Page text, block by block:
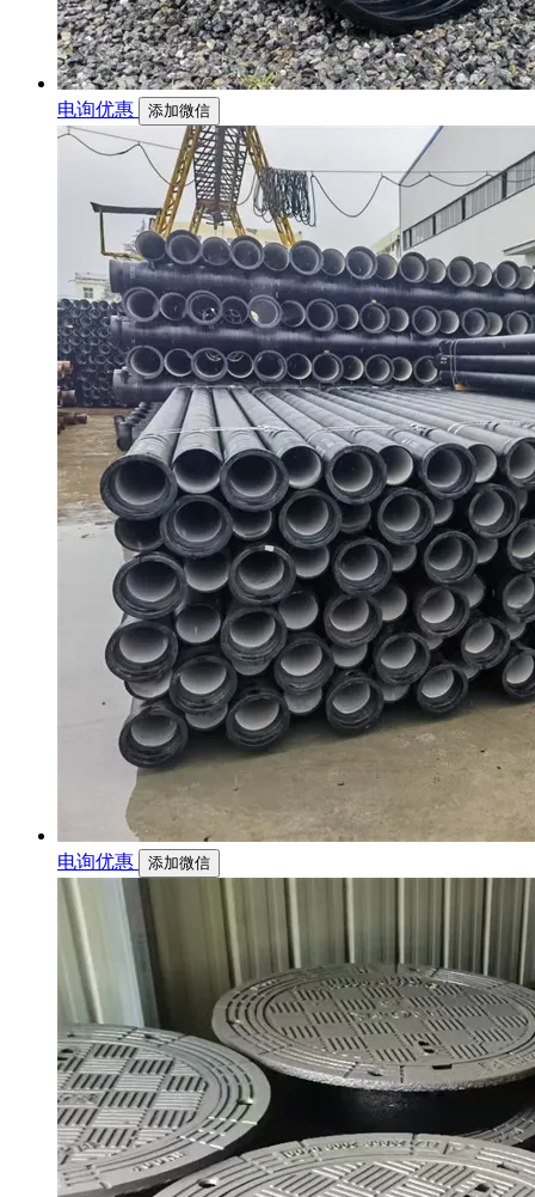
电询优惠 添加微信
电询优惠 添加微信